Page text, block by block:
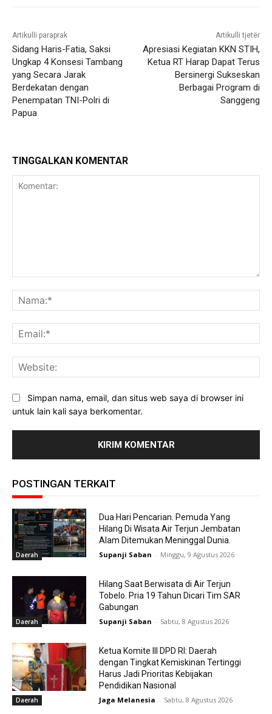
Artikulli paraprak
Sidang Haris-Fatia, Saksi
Ungkap 4 Konsesi Tambang
yang Secara Jarak
Berdekatan dengan
Penempatan TNI-Polri di
Papua
Artikulli tjetër
Apresiasi Kegiatan KKN STIH,
Ketua RT Harap Dapat Terus
Bersinergi Sukseskan
Berbagai Program di
Sanggeng
TINGGALKAN KOMENTAR
Simpan nama, email, dan situs web saya di browser ini
untuk lain kali saya berkomentar.
POSTINGAN TERKAIT
Daerah
Dua Hari Pencarian. Pemuda Yang
Hilang Di Wisata Air Terjun Jembatan
Alam Ditemukan Meninggal Dunia.
Supanji Saban - Minggu, 9 Agustus 2026
Daerah
Hilang Saat Berwisata di Air Terjun
Tobelo. Pria 19 Tahun Dicari Tim SAR
Gabungan
Supanji Saban - Sabtu, 8 Agustus 2026
Daerah
Ketua Komite III DPD RI: Daerah
dengan Tingkat Kemiskinan Tertinggi
Harus Jadi Prioritas Kebijakan
Pendidikan Nasional
Jaga Melanesia - Sabtu, 8 Agustus 2026